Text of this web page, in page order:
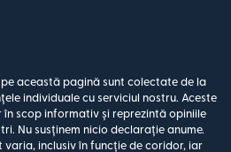
această pagină sunt colectate de la
individuale cu serviciul nostru. Aceste
în scop informativ și reprezintă opiniile
Nu susținem nicio declarație anume.
varia, inclusiv în funcție de coridor, iar